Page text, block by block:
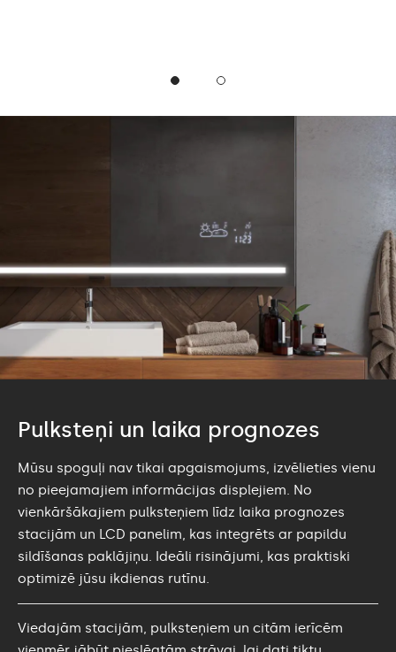
Pulksteņi un laika prognozes
Mūsu spoguļi nav tikai apgaismojums, izvēlieties vienu
no pieejamajiem informācijas displejiem. No
vienkāršākajiem pulksteņiem līdz laika prognozes
stacijām un LCD panelim, kas integrēts ar papildu
sildīšanas paklājiņu. Ideāli risinājumi, kas praktiski
optimizē jūsu ikdienas rutīnu.
Viedajām stacijām, pulksteņiem un citām ierīcēm